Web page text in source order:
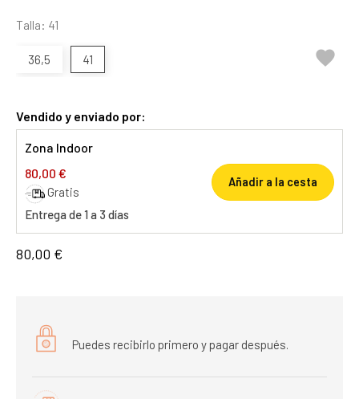
Talla: 41
36,5 41 
Vendido y enviado por:
Zona Indoor
80,00 €
Gratis
Entrega de 1 a 3 días
Añadir a la cesta
80,00 €
Puedes recibirlo primero y pagar después.